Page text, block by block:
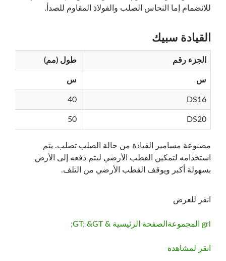
للانضمام إما النحاس الصلب والفولاذ المقاوم للصدأ.
القيادة سبيك
الجزء رقم طول (مم)
س س
DS16
40
DS20
50
مصنوعة مسامير القيادة من حالة الصلب تصلب. يتم
استخدامه لتمكين القطب الأرضي ليتم دفعه إلى الأرض
بسهولة أكبر ويوقف القطب الأرضي من التلف.
انقر للعرض
grl المجموعة الصفحة الرئيسية & GT; &GT;
انقر لمشاهدة
يبحث